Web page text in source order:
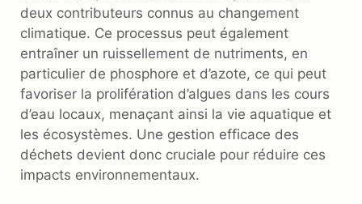
deux contributeurs connus au changement
climatique. Ce processus peut également
entraîner un ruissellement de nutriments, en
particulier de phosphore et d’azote, ce qui peut
favoriser la prolifération d’algues dans les cours
d’eau locaux, menaçant ainsi la vie aquatique et
les écosystèmes. Une gestion efficace des
déchets devient donc cruciale pour réduire ces
impacts environnementaux.